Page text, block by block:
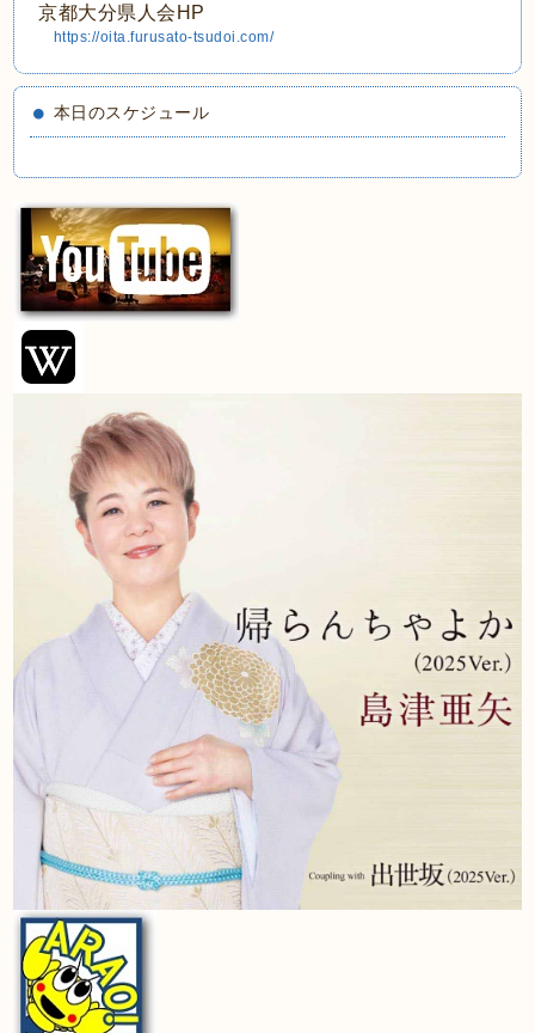
京都大分県人会HP
https://oita.furusato-tsudoi.com/
本日のスケジュール